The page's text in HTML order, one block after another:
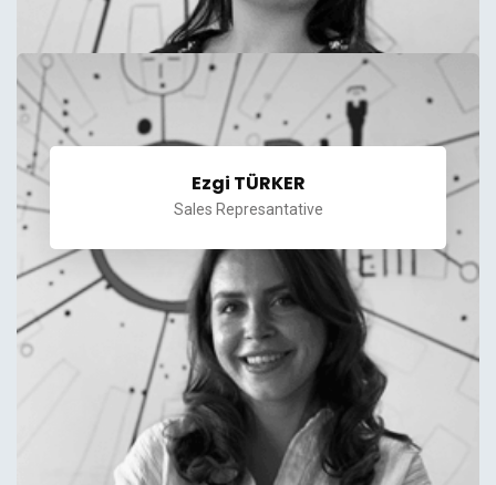
Ezgi TÜRKER
Sales Represantative